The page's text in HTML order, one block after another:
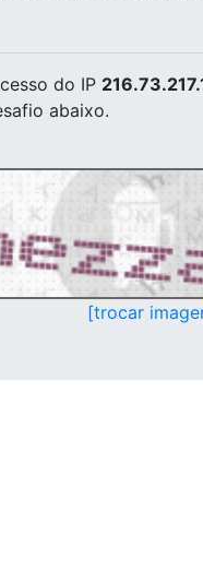
do IP
abaixo.
[trocar